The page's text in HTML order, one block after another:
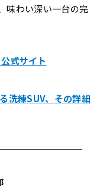
味わい深い一台の完
式サイト
洗練SUV、その詳細